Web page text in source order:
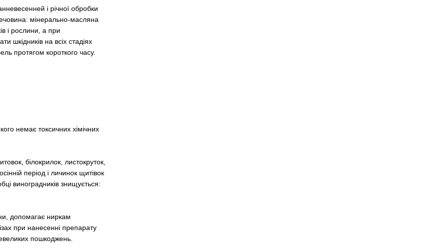
і річної обробки
мінерально-масляна
і рослини, а при
шкідників на всіх стадіях
протягом короткого часу.
немає токсичних хімічних
білокрилок, листокруток,
період і личинок щитівок
виноградників знищується:
допомагає ниркам
при нанесенні препарату
пошкоджень.